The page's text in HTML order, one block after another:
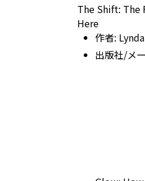
The Shift: The
Here
作者:
出版社/メ